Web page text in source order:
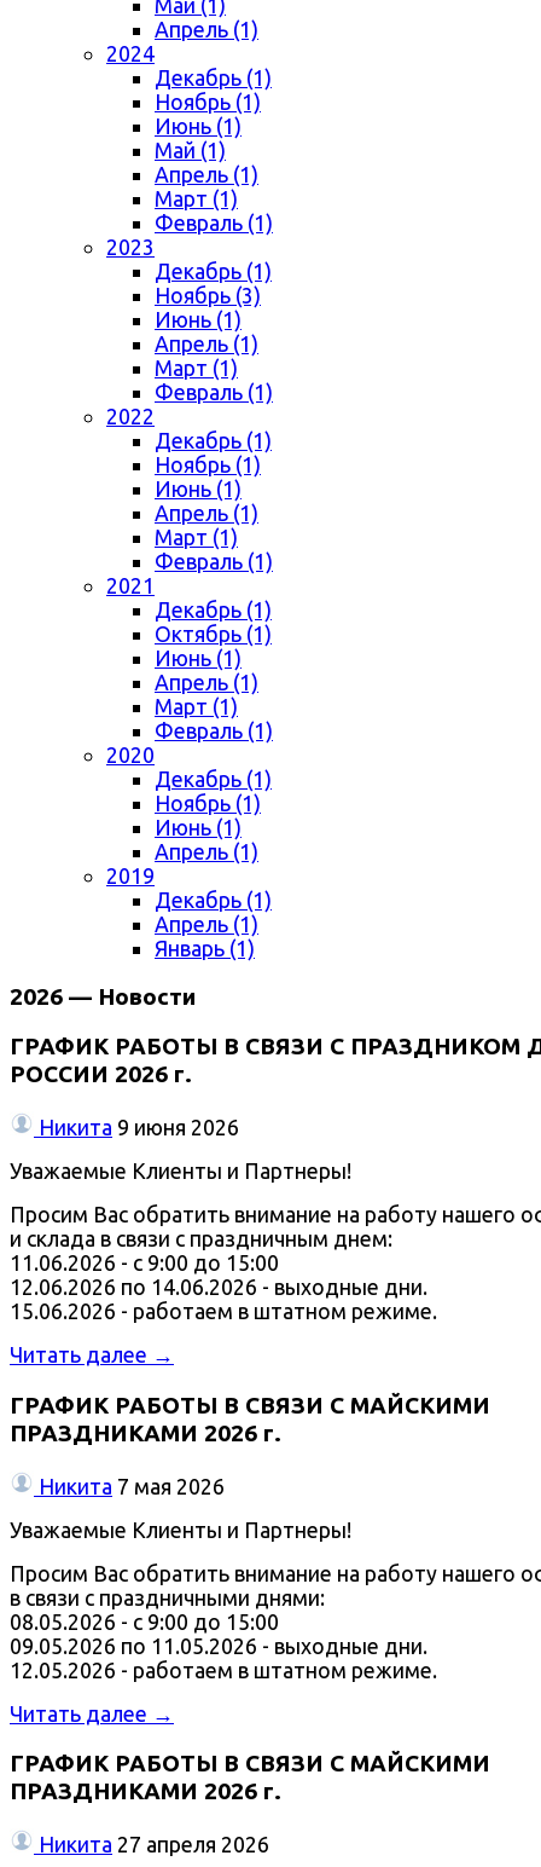
Май (1)
Апрель (1)
2024
Декабрь (1)
Ноябрь (1)
Июнь (1)
Май (1)
Апрель (1)
Март (1)
Февраль (1)
2023
Декабрь (1)
Ноябрь (3)
Июнь (1)
Апрель (1)
Март (1)
Февраль (1)
2022
Декабрь (1)
Ноябрь (1)
Июнь (1)
Апрель (1)
Март (1)
Февраль (1)
2021
Декабрь (1)
Октябрь (1)
Июнь (1)
Апрель (1)
Март (1)
Февраль (1)
2020
Декабрь (1)
Ноябрь (1)
Июнь (1)
Апрель (1)
2019
Декабрь (1)
Апрель (1)
Январь (1)
2026 — Новости
ГРАФИК РАБОТЫ В СВЯЗИ С ПРАЗДНИКОМ
РОССИИ 2026 г.
Никита 9 июня 2026
Уважаемые Клиенты и Партнеры!
Просим Вас обратить внимание на работу нашего
и склада в связи с праздничным днем:
11.06.2026 - с 9:00 до 15:00
12.06.2026 по 14.06.2026 - выходные дни.
15.06.2026 - работаем в штатном режиме.
Читать далее →
ГРАФИК РАБОТЫ В СВЯЗИ С МАЙСКИМИ
ПРАЗДНИКАМИ 2026 г.
Никита 7 мая 2026
Уважаемые Клиенты и Партнеры!
Просим Вас обратить внимание на работу нашего
в связи с праздничными днями:
08.05.2026 - с 9:00 до 15:00
09.05.2026 по 11.05.2026 - выходные дни.
12.05.2026 - работаем в штатном режиме.
Читать далее →
ГРАФИК РАБОТЫ В СВЯЗИ С МАЙСКИМИ
ПРАЗДНИКАМИ 2026 г.
Никита 27 апреля 2026